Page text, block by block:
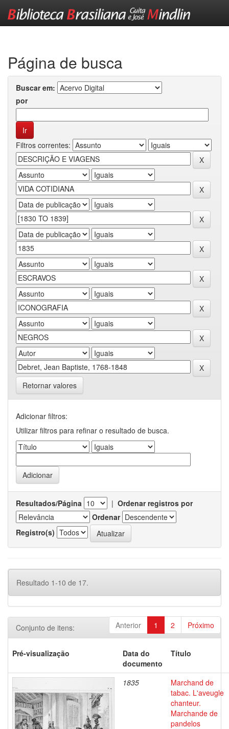
Página de busca
Buscar em:
por
Filtros correntes:
Retornar valores
Adicionar filtros:
Utilizar filtros para refinar o resultado de busca.
Resultados/Página | Ordenar registros por
Ordenar
Registro(s)
Resultado 1-10 de 17.
Anterior 1 2 Próximo
Conjunto de itens:
Pré-visualização
Data do
documento
Título
1835
Marchand de
tabac. L'aveugle
chanteur.
Marchande de
pandelos